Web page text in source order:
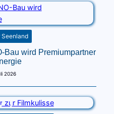
Bau wird Premiumpartner
2026